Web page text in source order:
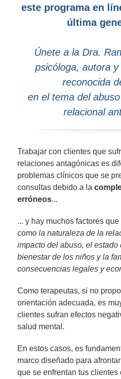
este programa en
última
Únete a la Dra.
psicóloga, autora
reconocida
en el tema del
relacional
Trabajar con clientes que
relaciones antagónicas es
problemas clínicos que se
consultas debido a la
erróneos...
... y hay muchos factores
como la naturaleza de la
impacto del abuso, el estado
bienestar de los niños y la
consecuencias legales y
Como terapeutas, si no
orientación adecuada, es
clientes sufran efectos
salud mental.
En estos casos, es
marco diseñado para
que se enfrentan tus clientes